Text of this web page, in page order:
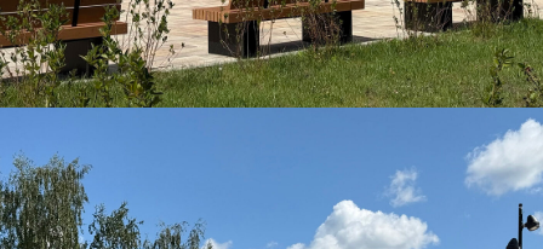
Благодаря проведенному благоустройству
и расчистке от визуального мусора, площадь стала
выглядеть выразительнее и обрела уникальный
архитектурных форм — шрифтовой композиции
«Шацк культурный» и фотозоны с арт-объектом
«Птица». Визуальное исполнение данных объектов
объединено общим брендингом города
и пространства, разработанным в рамках проекта
благоустройства.